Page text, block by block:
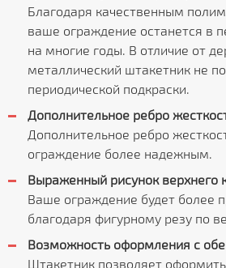
Благодаря качественным
ваше ограждение останется в
на многие годы. В отличие от
металлический штакетник не
периодической подкраски.
Дополнительное ребро
Дополнительное ребро
ограждение более надежным.
Выраженный рисунок верхнего
Ваше ограждение будет более
благодаря фигурному резу по
Возможность оформления с
Штакетник позволяет